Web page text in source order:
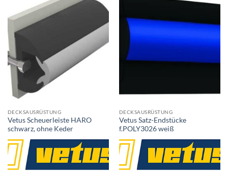
DECKSAUSRÜSTUNG
Vetus Scheuerleiste HARO
schwarz, ohne Keder
DECKSAUSRÜSTUNG
Vetus Satz-Endstücke
f.POLY3026 weiß